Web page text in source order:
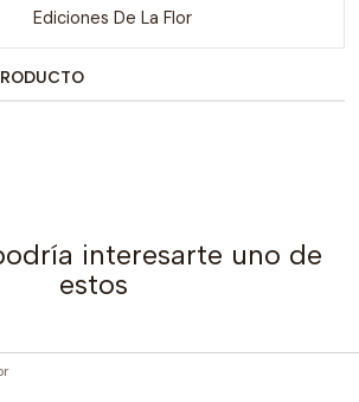
Ediciones De La Flor
interesarte uno de
estos